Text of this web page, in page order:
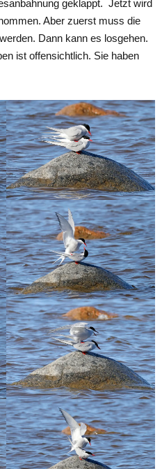
geklappt. Jetzt wird
Aber zuerst muss die
Dann kann es losgehen.
ist offensichtlich. Sie haben